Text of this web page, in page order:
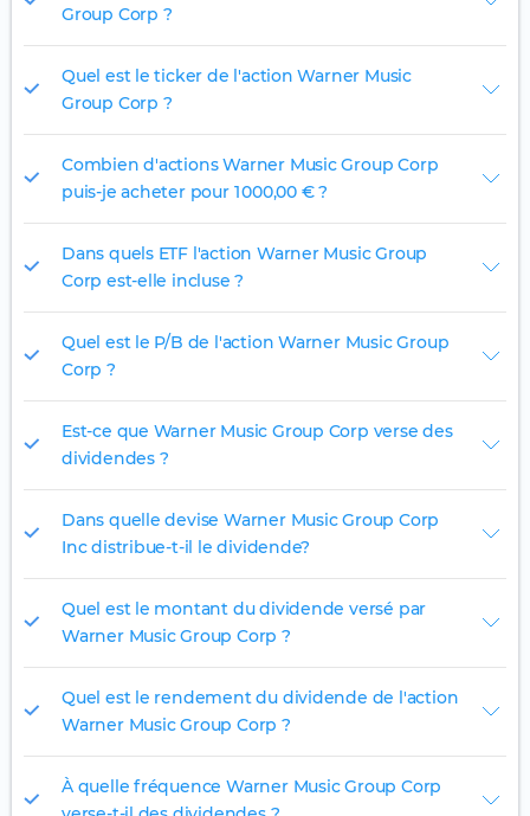
Group Corp ?
Quel est le ticker de l'action Warner Music
Group Corp ?
Combien d'actions Warner Music Group Corp
puis-je acheter pour 1 000,00 € ?
Dans quels ETF l'action Warner Music Group
Corp est-elle incluse ?
Quel est le P/B de l'action Warner Music Group
Corp ?
Est-ce que Warner Music Group Corp verse des
dividendes ?
Dans quelle devise Warner Music Group Corp
Inc distribue-t-il le dividende?
Quel est le montant du dividende versé par
Warner Music Group Corp ?
Quel est le rendement du dividende de l'action
Warner Music Group Corp ?
À quelle fréquence Warner Music Group Corp